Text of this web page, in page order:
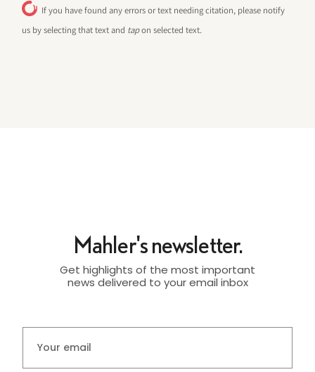
If you have found any errors or text needing citation, please notify
us by selecting that text and tapon selected text.
Mahler's newsletter.
Get highlights of the most important
news delivered to your email inbox